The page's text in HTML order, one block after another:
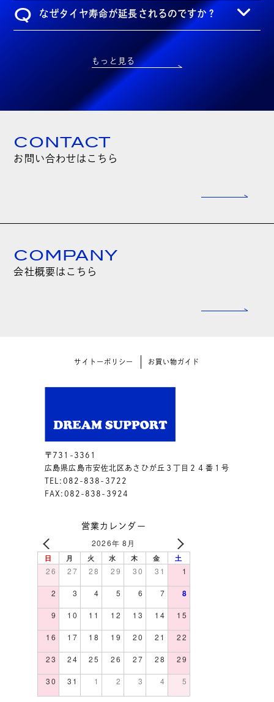
Q なぜタイヤ寿命が延長されるのですか？
もっと見る
CONTACT
お問い合わせはこちら
COMPANY
会社概要はこちら
サイトーポリシー お買い物ガイド
〒731-3361
広島県広島市安佐北区あさひが丘３丁目２４番１号
TEL:082-838-3722
FAX:082-838-3924
営業カレンダー
2026年 8月
日 月 火 水 木 金 土
26 27 28 29 30 31 1
2 3 4 5 6 7 8
9 10 11 12 13 14 15
16 17 18 19 20 21 22
23 24 25 26 27 28 29
30 31 1 2 3 4 5